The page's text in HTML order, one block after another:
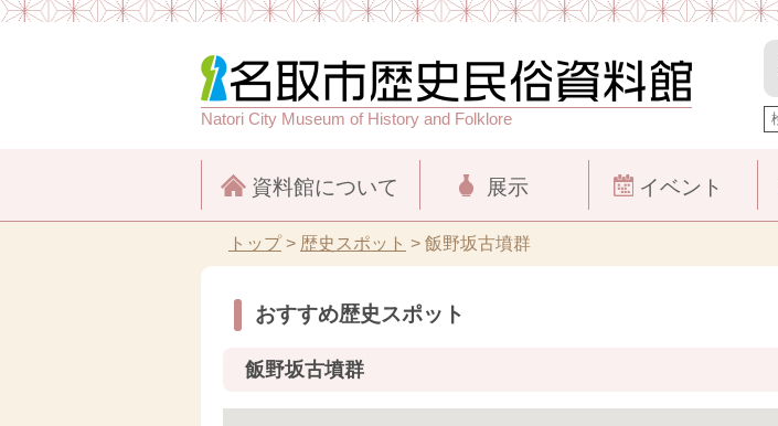
Natori City Museum of History and Folklore
資料館について 展示 イベント
トップ> 歴史スポット > 飯野坂古墳群
おすすめ歴史スポット
飯野坂古墳群